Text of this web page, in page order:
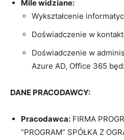
Mile widziane:
Wykształcenie
Doświadczenie w
Doświadczenie w
Azure AD, Office 365
DANE PRACODAWCY:
Pracodawca: FIRMA
“PROGRAM” SPÓŁKA Z